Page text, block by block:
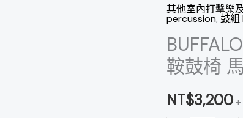
其他室內打擊樂
percussion, 鼓組
鞍鼓椅
NT$3,200
鼓
椅
爵
士
鼓
椅